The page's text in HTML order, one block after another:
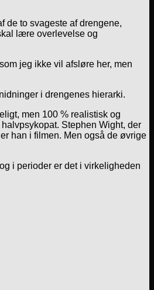
de to svageste af drengene,
lære overlevelse og
jeg ikke vil afsløre her, men
i drengenes hierarki.
men 100 % realistisk og
Stephen Wight, der
han i filmen. Men også de øvrige
i perioder er det i virkeligheden